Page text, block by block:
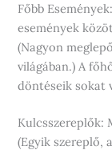
Főbb
események
(Nagyon
világában.) A
döntéseik sokat
Kulcsszereplők:
(Egyik szereplő,